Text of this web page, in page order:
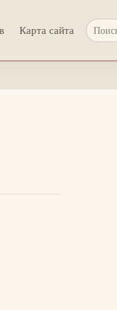
Карта сайта
Поиск